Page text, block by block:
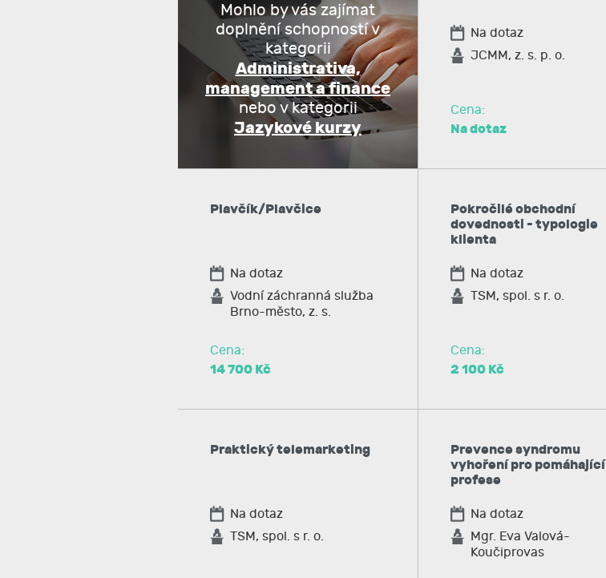
Mohlo by vás zajímat
doplnění schopností v
kategorii
Administrativa,
management a finance
nebo v kategorii
Jazykové kurzy
Na dotaz
JCMM, z. s. p. o.
Cena:
Na dotaz
Plavčík/Plavčice
Na dotaz
Vodní záchranná služba
Brno-město, z. s.
Cena:
14 700 Kč
Pokročilé obchodní
dovednosti - typologie
klienta
Na dotaz
TSM, spol. s r. o.
Cena:
2 100 Kč
Praktický telemarketing
Na dotaz
TSM, spol. s r. o.
Prevence syndromu
vyhoření pro pomáhající
profese
Na dotaz
Mgr. Eva Valová-
Koučiprovas